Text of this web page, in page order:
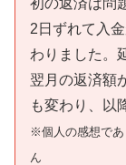
2日ずれて入
わりました。
翌月の返済額
も変わり、以
※個人の感想であ
ん